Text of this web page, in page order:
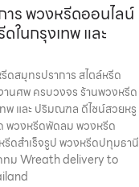
ร พวงหรีดออนไลน์
ในกรุงเทพ และ
สมุทรปราการ สไตล์หรีด
นศพ ครบวงจร ร้านพวงหรีด
พ และ ปริมณฑล ดีไซน์สวยหรู
พวงหรีดพัดลม พวงหรีด
ดสำเร็จรูป พวงหรีดปทุมธานี
ม Wreath delivery to